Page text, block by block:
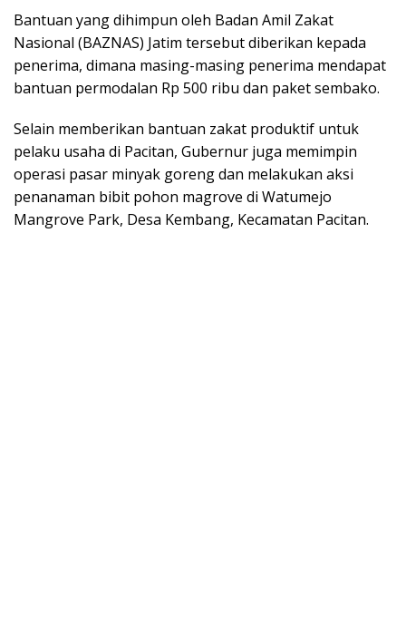
Bantuan yang dihimpun oleh Badan Amil Zakat
Nasional (BAZNAS) Jatim tersebut diberikan kepada
penerima, dimana masing-masing penerima mendapat
bantuan permodalan Rp 500 ribu dan paket sembako.
Selain memberikan bantuan zakat produktif untuk
pelaku usaha di Pacitan, Gubernur juga memimpin
operasi pasar minyak goreng dan melakukan aksi
penanaman bibit pohon magrove di Watumejo
Mangrove Park, Desa Kembang, Kecamatan Pacitan.